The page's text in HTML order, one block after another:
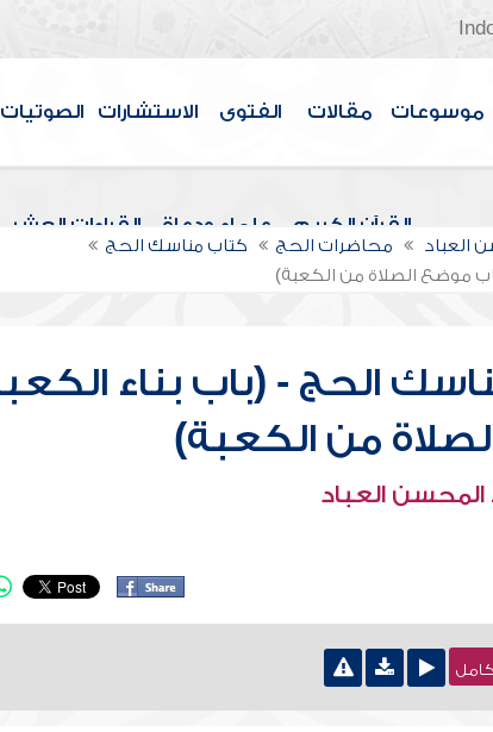
موسوعات مقالات الفتوى الاستشارات الصوتيات
القرآن الكريم علماء ودعاة القراءات العشر
العباد محاضرات الحج
كتاب مناسك الحج
موضع الصلاة من الكعبة)
الحج - (باب بناء
من الكعبة)
العباد